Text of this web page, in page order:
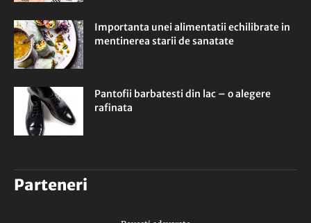
Importanta unei alimentatii echilibrate in
mentinerea starii de sanatate
Pantofii barbatesti din lac – o alegere
rafinata
Parteneri